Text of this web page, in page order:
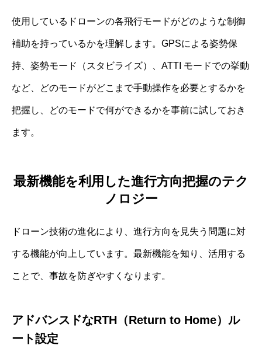
使用しているドローンの各飛行モードがどのような制御
補助を持っているかを理解します。GPSによる姿勢保
持、姿勢モード（スタビライズ）、ATTI モードでの挙動
など、どのモードがどこまで手動操作を必要とするかを
把握し、どのモードで何ができるかを事前に試しておき
ます。
最新機能を利用した進行方向把握のテク
ノロジー
ドローン技術の進化により、進行方向を見失う問題に対
する機能が向上しています。最新機能を知り、活用する
ことで、事故を防ぎやすくなります。
アドバンスドなRTH（Return to Home）ル
ート設定